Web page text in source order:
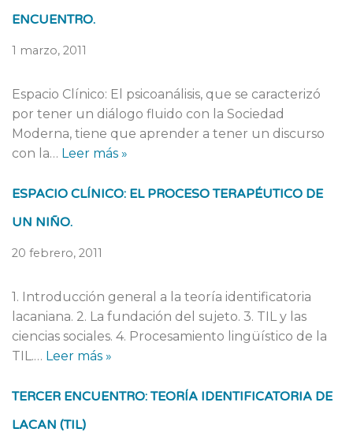
ENCUENTRO.
1 marzo, 2011
Espacio Clínico: El psicoanálisis, que se caracterizó
por tener un diálogo fluido con la Sociedad
Moderna, tiene que aprender a tener un discurso
con la… Leer más »
ESPACIO CLÍNICO: EL PROCESO TERAPÉUTICO DE
UN NIÑO.
20 febrero, 2011
1. Introducción general a la teoría identificatoria
lacaniana. 2. La fundación del sujeto. 3. TIL y las
ciencias sociales. 4. Procesamiento lingüístico de la
TIL.… Leer más »
TERCER ENCUENTRO: TEORÍA IDENTIFICATORIA DE
LACAN (TIL)